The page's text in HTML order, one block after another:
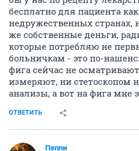
бесплатно для пациента
недружественных странах,
же собственные деньги,
которые потребляю не
больничкам - это по-
фига сейчас не
измеряют, ни стетоскопом
анализы, а вот на фига мне
ОТВЕТИТЬ
Пепnи